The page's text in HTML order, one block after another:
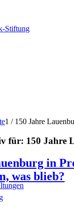
1 / 150 Jahre
für: 150 Jahre
in
was blieb?